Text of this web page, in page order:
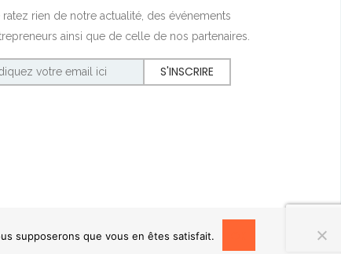
ratez rien de notre actualité, des événements
ainsi que de celle de nos partenaires.
supposerons que vous en êtes satisfait.